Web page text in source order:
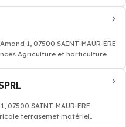
1, 07500 SAINT-MAUR-ERE
Agriculture et horticulture
07500 SAINT-MAUR-ERE
terrasemet matériel